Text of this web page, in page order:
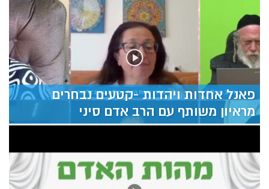
פאנל אחדות ויהדות -קטעים נבחרים
מראיון משותף עם הרב אדם סיני